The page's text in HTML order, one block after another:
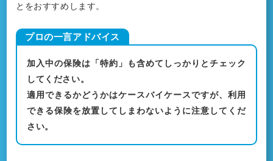
とをおすすめします。
加入中の保険は「特約」も含めてしっかりとチェック
してください。
適用できるかどうかはケースバイケースですが、利用
できる保険を放置してしまわないように注意してくだ
さい。